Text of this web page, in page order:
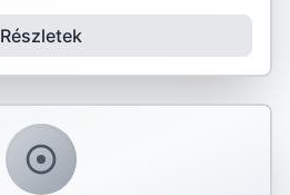
Részletek